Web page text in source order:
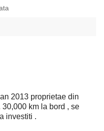
2013 proprietae din
km la bord , se
investiti .